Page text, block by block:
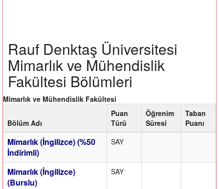
Rauf Denktaş Üniversitesi
Mimarlık ve Mühendislik
Fakültesi Bölümleri
Mimarlık ve Mühendislik Fakültesi
Bölüm Adı
Puan
Türü
Öğrenim
Süresi
Taban
Puanı
Mimarlık (İngilizce) (%50
İndirimli)
SAY
Mimarlık (İngilizce)
(Burslu)
SAY